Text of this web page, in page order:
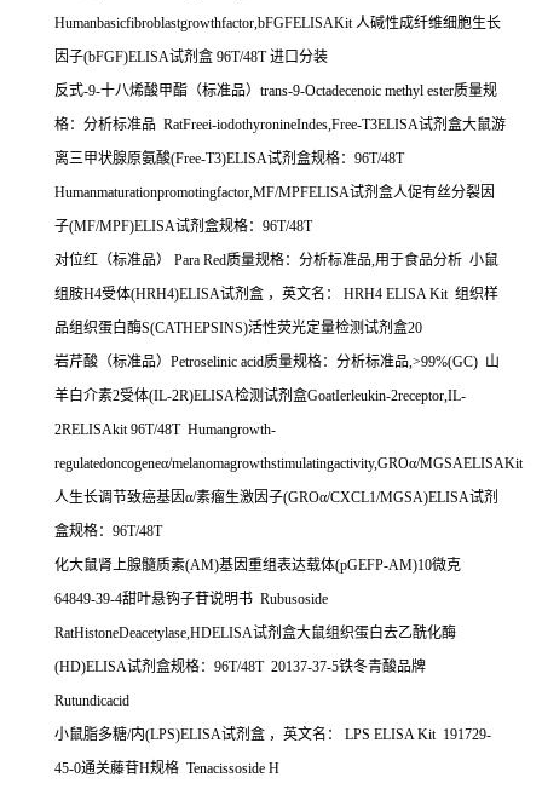
Humanbasicfibroblastgrowthfactor,bFGFELISAKit人碱性成纤维细胞生长
因子(bFGF)ELISA试剂盒 96T/48T进口分装
反式-9-十八烯酸甲酯（标准品） trans-9-Octadecenoic methyl ester质量规
格：分析标准品 RatFreei-iodothyronineIndes,Free-T3ELISA试剂盒大鼠游
离三甲状腺原氨酸(Free-T3)ELISA试剂盒规格： 96T/48T
Humanmaturationpromotingfactor,MF/MPFELISA试剂盒人促有丝分裂因
子(MF/MPF)ELISA试剂盒规格： 96T/48T
对位红（标准品）
Para Red质量规格：分析标准品,用于食品分析 小鼠
组胺H4受体(HRH4)ELISA试剂盒 ，英文名： HRH4 ELISA Kit 组织样
品组织蛋白酶S(CATHEPSINS)活性荧光定量检测试剂盒20
岩芹酸（标准品） Petroselinic acid质量规格：分析标准品,>99%(GC) 山
羊白介素2受体(IL-2R)ELISA检测试剂盒GoatIerleukin-2receptor,IL-
2RELISAkit 96T/48T Humangrowth-
regulatedoncogeneα/melanomagrowthstimulatingactivity,GROα/MGSAELISAKit
人生长调节致癌基因α/素瘤生激因子(GROα/CXCL1/MGSA)ELISA试剂
盒规格： 96T/48T
化大鼠肾上腺髓质素(AM)基因重组表达载体(pGEFP-AM)10微克
64849-39-4甜叶悬钩子苷说明书 Rubusoside
RatHistoneDeacetylase,HDELISA试剂盒大鼠组织蛋白去乙酰化酶
(HD)ELISA试剂盒规格： 96T/48T 20137-37-5铁冬青酸品牌
Rutundicacid
小鼠脂多糖/内(LPS)ELISA试剂盒 ，英文名：
LPS ELISA Kit 191729-
45-0通关藤苷H规格 Tenacissoside H